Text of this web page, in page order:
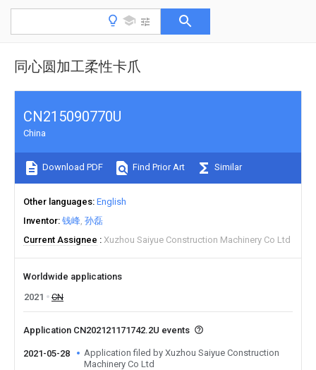
同心圆加工柔性卡爪
CN215090770U
China
Download PDF Find Prior Art Similar
Other languages English
Inventor 钱峰 孙磊
Current Assignee
Xuzhou Saiyue Construction Machinery Co Ltd
Worldwide applications
2021
CN
Application CN202121171742.2U events
2021-05-28
Application filed by Xuzhou Saiyue Construction
Machinery Co Ltd